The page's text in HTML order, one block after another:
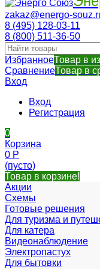
zakaz@energo-
8 (495) 128-03-11
8 (800) 511-36-50
ИзбранноеТовар в
СравнениеТовар в
Вход
Вход
Регистрация
0
Корзина
0 Р
(пусто)
Товар в корзине!
Акции
Схемы
Готовые решения
Для туризма и
Для катера
Видеонаблюдение
Электропастух
Для бытовки